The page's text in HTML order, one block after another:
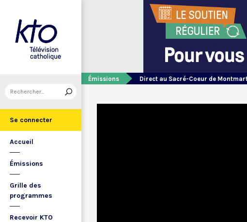
Se connecter
Accueil
Émissions
Grille des
programmes
Recevoir KTO
Émissions Direct au Sacré-Coeur de